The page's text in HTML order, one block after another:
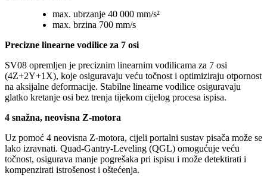
max. ubrzanje 40 000 mm/s²
max. brzina 700 mm/s
Precizne linearne vodilice za 7 osi
SV08 opremljen je preciznim linearnim vodilicama za 7 osi
(4Z+2Y+1X), koje osiguravaju veću točnost i optimiziraju otpornost
na aksijalne deformacije. Stabilne linearne vodilice osiguravaju
glatko kretanje osi bez trenja tijekom cijelog procesa ispisa.
4 snažna, neovisna Z-motora
Uz pomoć 4 neovisna Z-motora, cijeli portalni sustav pisača može se
lako izravnati. Quad-Gantry-Leveling (QGL) omogućuje veću
točnost, osigurava manje pogrešaka pri ispisu i može detektirati i
kompenzirati istrošenost i oštećenja.